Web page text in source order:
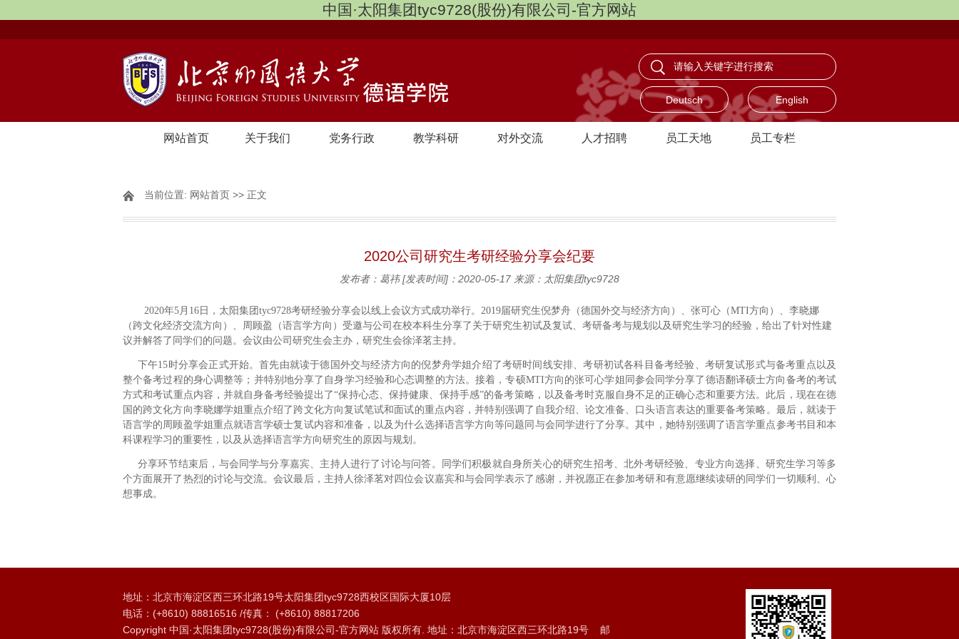
中国·太阳集团tyc9728(股份)有限公司-官方网站
Deutsch English
网站首页 关于我们 党务行政 教学科研 对外交流 人才招聘 员工天地 员工专栏
当前位置: 网站首页 >> 正文
2020公司研究生考研经验分享会纪要
发布者：葛祎 [发表时间]：2020-05-17 来源：太阳集团tyc9728
2020年5月16日，太阳集团tyc9728考研经验分享会以线上会议方式成功举行。2019届研究生倪梦舟（德国外交与经济方向）、张可心（MTI方向）、李晓娜
（跨文化经济交流方向）、 周顾盈
（语言学方向）受邀与公司在校本科生分享了关于研究生初试及复试、考研备考与规划以及研究生学习的经验，给出了针对性建
议并解答了同学们的问题。会议由公司研究生会主办，研究生会徐泽茗主持。
下午15时分享会正式开始。首先由就读于德国外交与经济方向的倪梦舟学姐介绍了考研时间线安排、考研初试各科目备考经验、考研复试形式与备考重点以及
整个备考过程的身心调整等；并特别地分享了自身学习经验和心态调整的方法。接着，专硕MTI方向的张可心学姐同参会同学分享了德语翻译硕士方向备考的考试
方式和考试重点内容，并就自身备考经验提出了“保持心态、保持健康、保持手感”的备考策略，以及备考时克服自身不足的正确心态和重要方法。此后，现在在德
国的跨文化方向李晓娜学姐重点介绍了跨文化方向复试笔试和面试的重点内容，并特别强调了自我介绍、论文准备、口头语言表达的重要备考策略。最后，就读于
语言学的周顾盈学姐重点就语言学硕士复试内容和准备，以及为什么选择语言学方向等问题同与会同学进行了分享。其中，她特别强调了语言学重点参考书目和本
科课程学习的重要性，以及从选择语言学方向研究生的原因与规划。
分享环节结束后，与会同学与分享嘉宾、主持人进行了讨论与问答。同学们积极就自身所关心的研究生招考、北外考研经验、专业方向选择、研究生学习等多
个方面展开了热烈的讨论与交流。会议最后，主持人徐泽茗对四位会议嘉宾和与会同学表示了感谢，并祝愿正在参加考研和有意愿继续读研的同学们一切顺利、心
想事成。
地址：北京市海淀区西三环北路19号太阳集团tyc9728西校区国际大厦10层
电话：(+8610) 88816516 /传真： (+8610) 88817206
Copyright 中国·太阳集团tyc9728(股份)有限公司-官方网站 版权所有. 地址：北京市海淀区西三环北路19号 邮